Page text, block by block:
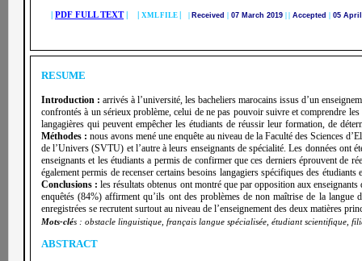
RESUME
Introduction : arrivés à l’université, les bacheliers marocains issus d’un
confrontés à un sérieux problème, celui de ne pas pouvoir suivre et comprendre
langagières qui peuvent empêcher les étudiants de réussir leur formation, de
Méthodes :nous avons mené une enquête au niveau de la Faculté des Sciences
de l’Univers (SVTU) et l’autre à leurs enseignants de spécialité. Les données ont
enseignants et les étudiants a permis de confirmer que ces derniers éprouvent de
également permis de recenser certains besoins langagiers spécifiques des
Conclusions :les résultats obtenus ont montré que par opposition aux
enquêtés (84%) affirment qu’ils ont des problèmes de non maîtrise de la
enregistrées se recrutent surtout au niveau de l’enseignement des deux matières
Mots-clés : obstacle linguistique, français langue spécialisée, étudiant scientifique,
ABSTRACT
| PDF FULL TEXT| | XML FILE | Received 07 March 2019 Accepted 05